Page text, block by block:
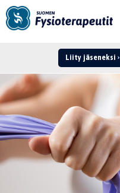
Liity jäseneksi